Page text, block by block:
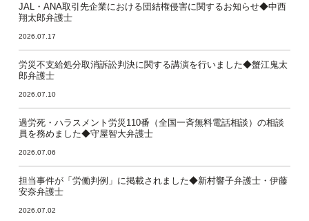
JAL・ANA取引先企業における団結権侵害に関するお知らせ◆中西
翔太郎弁護士
2026.07.17
労災不支給処分取消訴訟判決に関する講演を行いました◆蟹江鬼太
郎弁護士
2026.07.10
過労死・ハラスメント労災110番（全国一斉無料電話相談）の相談
員を務めました◆守屋智大弁護士
2026.07.06
担当事件が「労働判例」に掲載されました◆新村響子弁護士・伊藤
安奈弁護士
2026.07.02